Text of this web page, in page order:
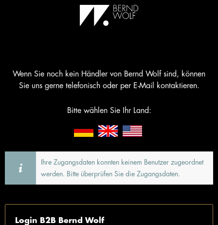
Wenn Sie noch kein Händler von Bernd Wolf sind, können
Sie uns gerne telefonisch oder per E-Mail kontaktieren.
Bitte wählen Sie Ihr Land:
Ihre Zugangsdaten konnten keinem Benutzer zugeordnet
werden. Bitte überprüfen Sie die Zugangsdaten.
Login B2B Bernd Wolf